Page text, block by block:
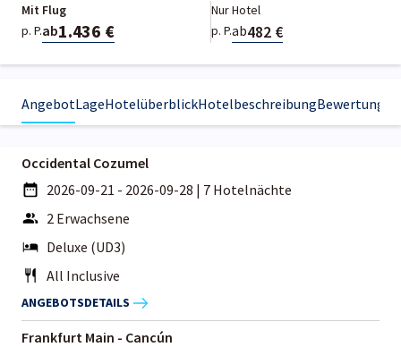
Mit Flug
p. P.ab1.436 €
Nur Hotel
p. P.ab482 €
AngebotLageHotelüberblickHotelbeschreibungBewertungen
Occidental Cozumel
2026-09-21 - 2026-09-28 | 7 Hotelnächte
2 Erwachsene
Deluxe (UD3)
All Inclusive
ANGEBOTSDETAILS
Frankfurt Main - Cancún